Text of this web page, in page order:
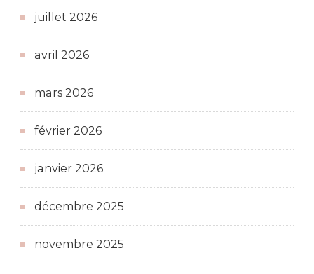
juillet 2026
avril 2026
mars 2026
février 2026
janvier 2026
décembre 2025
novembre 2025